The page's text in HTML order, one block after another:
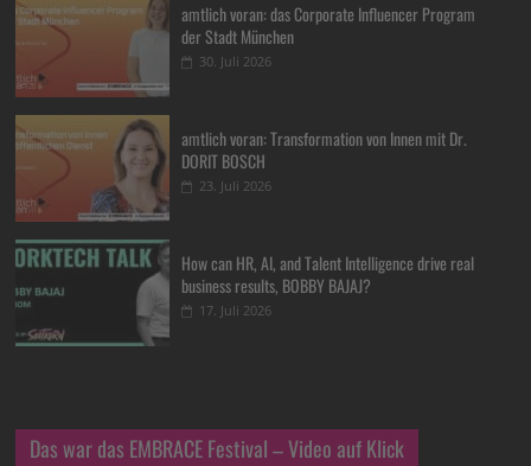
amtlich voran: das Corporate Influencer Program
der Stadt München
30. Juli 2026
amtlich voran: Transformation von Innen mit Dr.
DORIT BOSCH
23. Juli 2026
How can HR, AI, and Talent Intelligence drive real
business results, BOBBY BAJAJ?
17. Juli 2026
Das war das EMBRACE Festival – Video auf Klick